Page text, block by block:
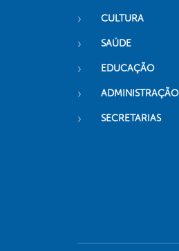
CULTURA
SAÚDE
EDUCAÇÃO
ADMINISTRAÇÃO
SECRETARIAS